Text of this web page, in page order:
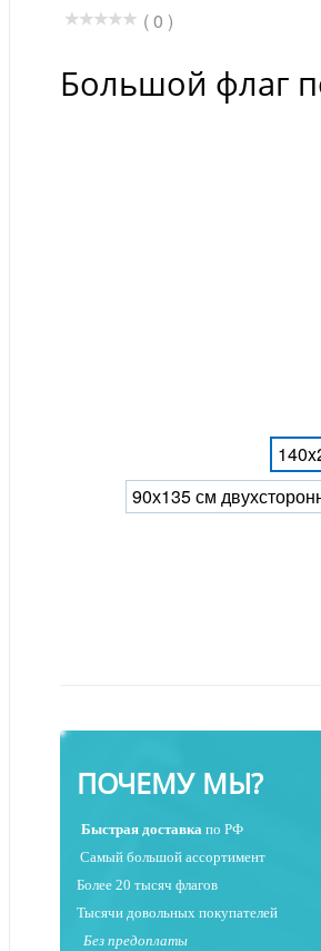
( 0 )
Большой флаг
90х135 см
ПОЧЕМУ МЫ?
Быстрая доставка по РФ
Самый большой ассортимент
Более 20 тысяч флагов
Тысячи довольных покупателей
Без предоплаты